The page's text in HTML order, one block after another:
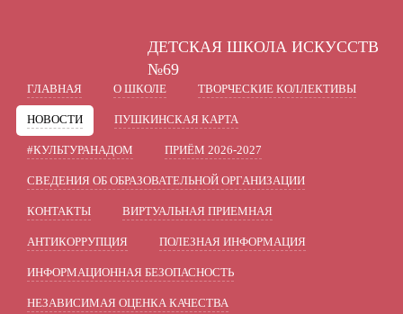
Включить изображения
Интервал: Одинарный Полуторный
Разрядка: Стандартный
Гарнитура: Без засечек С засечками
ДЕТСКАЯ ШКОЛА ИСКУССТВ
№69
ГЛАВНАЯ О ШКОЛЕ ТВОРЧЕСКИЕ КОЛЛЕКТИВЫ
НОВОСТИ ПУШКИНСКАЯ КАРТА
#КУЛЬТУРАНАДОМ ПРИЁМ 2026-2027
СВЕДЕНИЯ ОБ ОБРАЗОВАТЕЛЬНОЙ ОРГАНИЗАЦИИ
КОНТАКТЫ ВИРТУАЛЬНАЯ ПРИЕМНАЯ
АНТИКОРРУПЦИЯ ПОЛЕЗНАЯ ИНФОРМАЦИЯ
ИНФОРМАЦИОННАЯ БЕЗОПАСНОСТЬ
НЕЗАВИСИМАЯ ОЦЕНКА КАЧЕСТВА